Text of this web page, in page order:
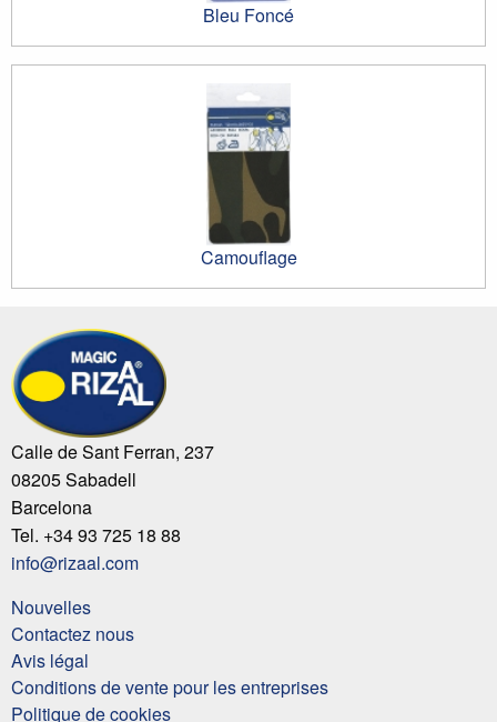
Bleu Foncé
Camouflage
Calle de Sant Ferran, 237
08205 Sabadell
Barcelona
Tel. +34 93 725 18 88
info@rizaal.com
Nouvelles
Contactez nous
Avis légal
Conditions de vente pour les entreprises
Politique de cookies